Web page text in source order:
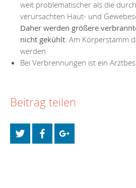
weit problematischer als die
verursachten Haut- und
Daher werden größere
nicht gekühlt . Am Körperstamm
werden
Bei Verbrennungen ist ein
Beitrag teilen